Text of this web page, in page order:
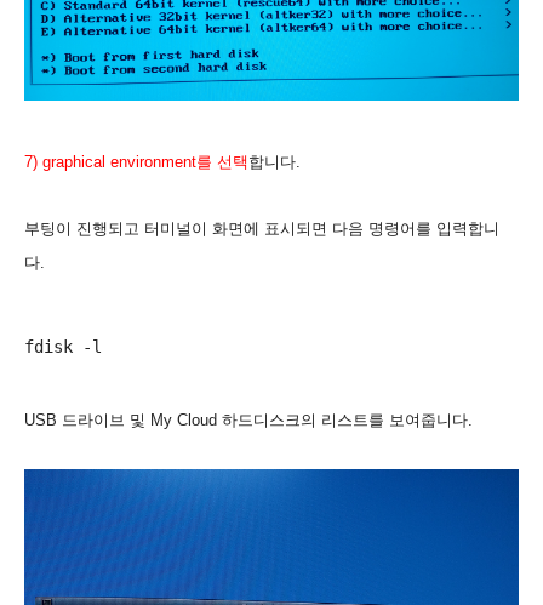
7) graphical environment를 선택 합니다.
부팅이 진행되고 터미널이 화면에 표시되면 다음 명령어를 입력합니
다.
USB 드라이브 및 My Cloud 하드디스크의 리스트를 보여줍니다.